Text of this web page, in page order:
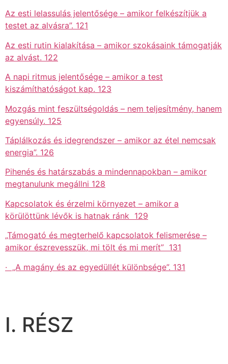
Az esti lelassulás jelentősége – amikor felkészítjük a
testet az alvásra”. 121
Az esti rutin kialakítása – amikor szokásaink támogatják
az alvást. 122
A napi ritmus jelentősége – amikor a test
kiszámíthatóságot kap. 123
Mozgás mint feszültségoldás – nem teljesítmény, hanem
egyensúly. 125
Táplálkozás és idegrendszer – amikor az étel nemcsak
energia”. 126
Pihenés és határszabás a mindennapokban – amikor
megtanulunk megállni 128
Kapcsolatok és érzelmi környezet – amikor a
körülöttünk lévők is hatnak ránk 129
„Támogató és megterhelő kapcsolatok felismerése –
amikor észrevesszük, mi tölt és mi merít” 131
· „A magány és az egyedüllét különbsége”. 131
I. RÉSZ